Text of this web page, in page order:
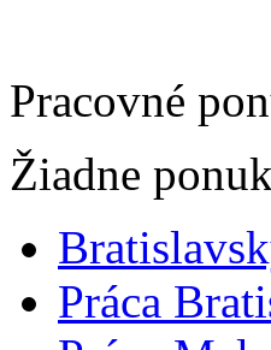
Pracovné
Žiadne
Práca